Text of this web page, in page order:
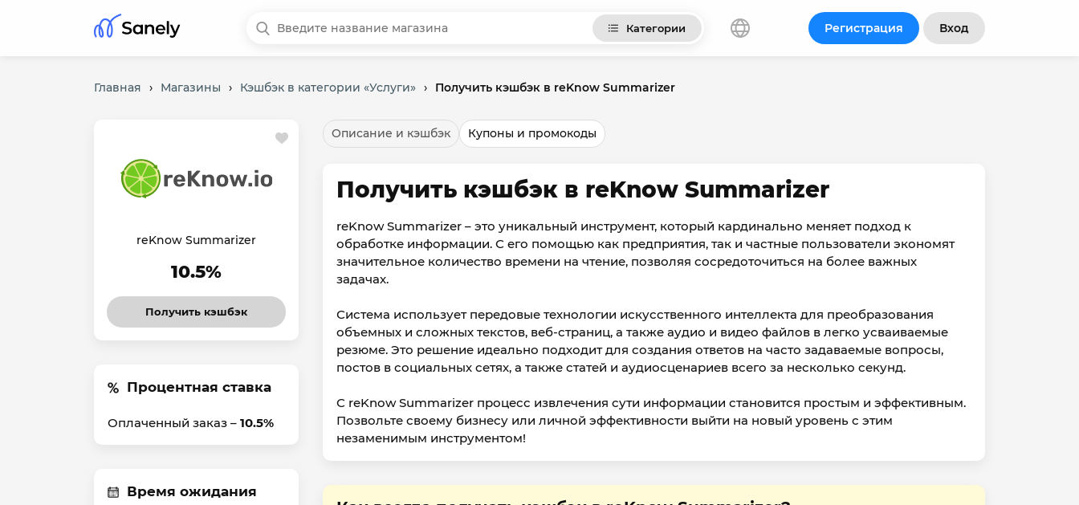
Категории Регистрация Вход
Главная › Магазины › Кэшбэк в категории «Услуги» › Получить кэшбэк в reKnow Summarizer
reKnow Summarizer
10.5%
Получить кэшбэк
Процентная ставка
Оплаченный заказ – 10.5%
Время ожидания
Описание и кэшбэк Купоны и промокоды
Получить кэшбэк в reKnow Summarizer
reKnow Summarizer – это уникальный инструмент, который кардинально меняет подход к
обработке информации. С его помощью как предприятия, так и частные пользователи экономят
значительное количество времени на чтение, позволяя сосредоточиться на более важных
задачах.
Система использует передовые технологии искусственного интеллекта для преобразования
объемных и сложных текстов, веб-страниц, а также аудио и видео файлов в легко усваиваемые
резюме. Это решение идеально подходит для создания ответов на часто задаваемые вопросы,
постов в социальных сетях, а также статей и аудиосценариев всего за несколько секунд.
С reKnow Summarizer процесс извлечения сути информации становится простым и эффективным.
Позвольте своему бизнесу или личной эффективности выйти на новый уровень с этим
незаменимым инструментом!